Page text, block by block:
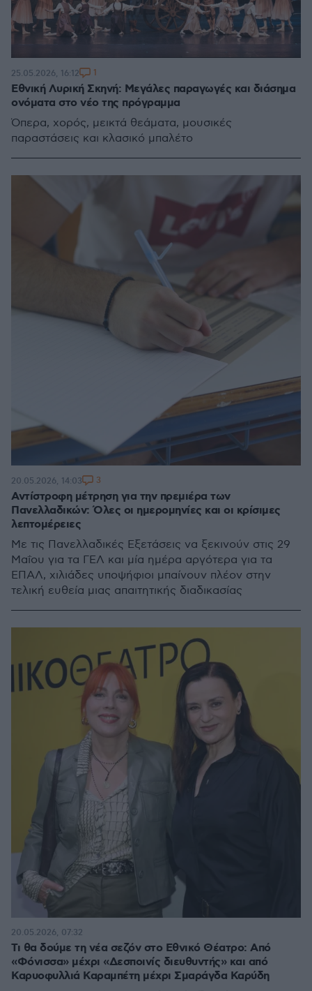
Εθνική Λυρική Σκηνή: Μεγάλες παραγωγές και διάσημα
ονόματα στο νέο της πρόγραμμα
Όπερα, χορός, μεικτά θεάματα, μουσικές
παραστάσεις και κλασικό μπαλέτο
25.05.2026, 16:12 1
Αντίστροφη μέτρηση για την πρεμιέρα των
Πανελλαδικών: Όλες οι ημερομηνίες και οι κρίσιμες
λεπτομέρειες
Με τις Πανελλαδικές Εξετάσεις να ξεκινούν στις 29
Μαΐου για τα ΓΕΛ και μία ημέρα αργότερα για τα
ΕΠΑΛ, χιλιάδες υποψήφιοι μπαίνουν πλέον στην
τελική ευθεία μιας απαιτητικής διαδικασίας
20.05.2026, 14:03 3
Τι θα δούμε τη νέα σεζόν στο Εθνικό Θέατρο: Από
«Φόνισσα» μέχρι «Δεσποινίς διευθυντής» και από
Καρυοφυλλιά Καραμπέτη μέχρι Σμαράγδα Καρύδη
20.05.2026, 07:32